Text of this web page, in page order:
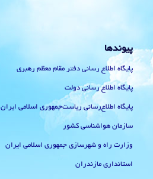
پیوندها
پایگاه اطلاع رسانی دفتر مقام معظم رهبری
پایگاه اطلاع رسانی دولت
پایگاه اطلاع‌رسانی ریاست‌جمهوری اسلامی ایران
سازمان هواشناسی کشور
وزارت راه و شهرسازی جمهوری اسلامی ایران
استانداری مازندران